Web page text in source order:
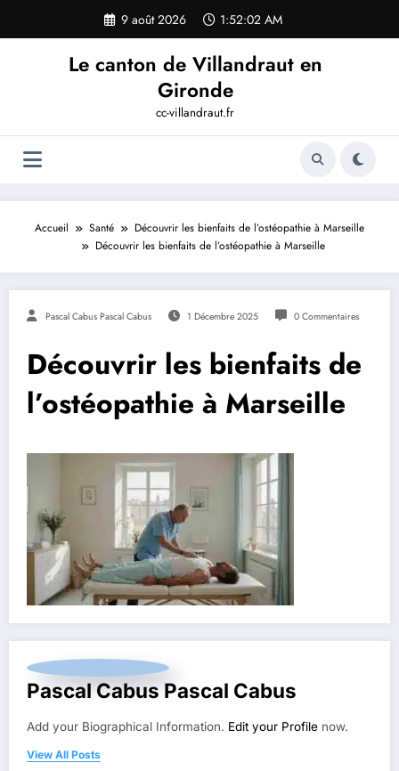
contenu
9 août 2026 1:52:02 AM
Le canton de Villandraut en
Gironde
cc-villandraut.fr
Accueil Santé
Découvrir les bienfaits de l’ostéopathie à Marseille
Découvrir les bienfaits de l’ostéopathie à Marseille
Pascal Cabus Pascal Cabus 1 Décembre 2025 0 Commentaires
Découvrir les bienfaits de
l’ostéopathie à Marseille
Pascal Cabus Pascal Cabus
Add your Biographical Information. Edit your Profile now.
View All Posts